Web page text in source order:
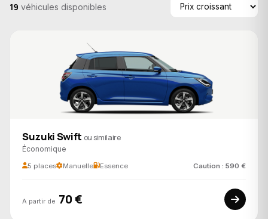
19 véhicules disponibles
Suzuki Swift ou similaire
Économique
5 places Manuelle Essence Caution : 590 €
A partir de 70 €